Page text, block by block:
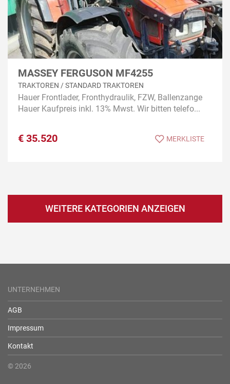
MASSEY FERGUSON MF4255
TRAKTOREN / STANDARD TRAKTOREN
Hauer Frontlader, Fronthydraulik, FZW, Ballenzange
Hauer Kaufpreis inkl. 13% Mwst. Wir bitten telefo...
€ 35.520 MERKLISTE
WEITERE KATEGORIEN ANZEIGEN
UNTERNEHMEN
AGB
Impressum
Kontakt
© 2026